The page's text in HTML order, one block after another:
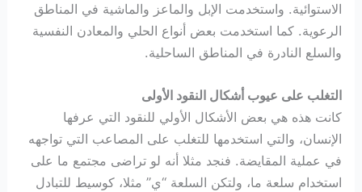
الاستوائية. واستخدمت الإبل والماعز والماشية في المناطق
الرعوية. كما استخدمت بعض أنواع الحلي والمعادن النفسية
والسلع النادرة في المناطق الساحلية.
التغلب على عيوب أشكال النقود الأولى
كانت هذه هي بعض الأشكال الأولي للنقود التي عرفها
الإنسان، والتي استخدمها للتغلب على المصاعب التي تواجهه
في عملية المقايضة. فنجد مثلا أنه لو تراضى مجتمع ما على
استخدام سلعة ما، ولتكن السلعة “ي” مثلا، كوسيط للتبادل